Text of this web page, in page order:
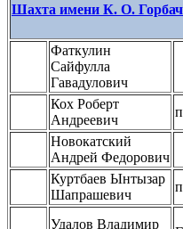
Шахта имени К. О.
Фаткулин
Сайфулла
Гавадулович
Кох Роберт
Андреевич
Новокатский
Андрей Федорович
Куртбаев Ынтызар
Шапрашевич
Удалов Владимир